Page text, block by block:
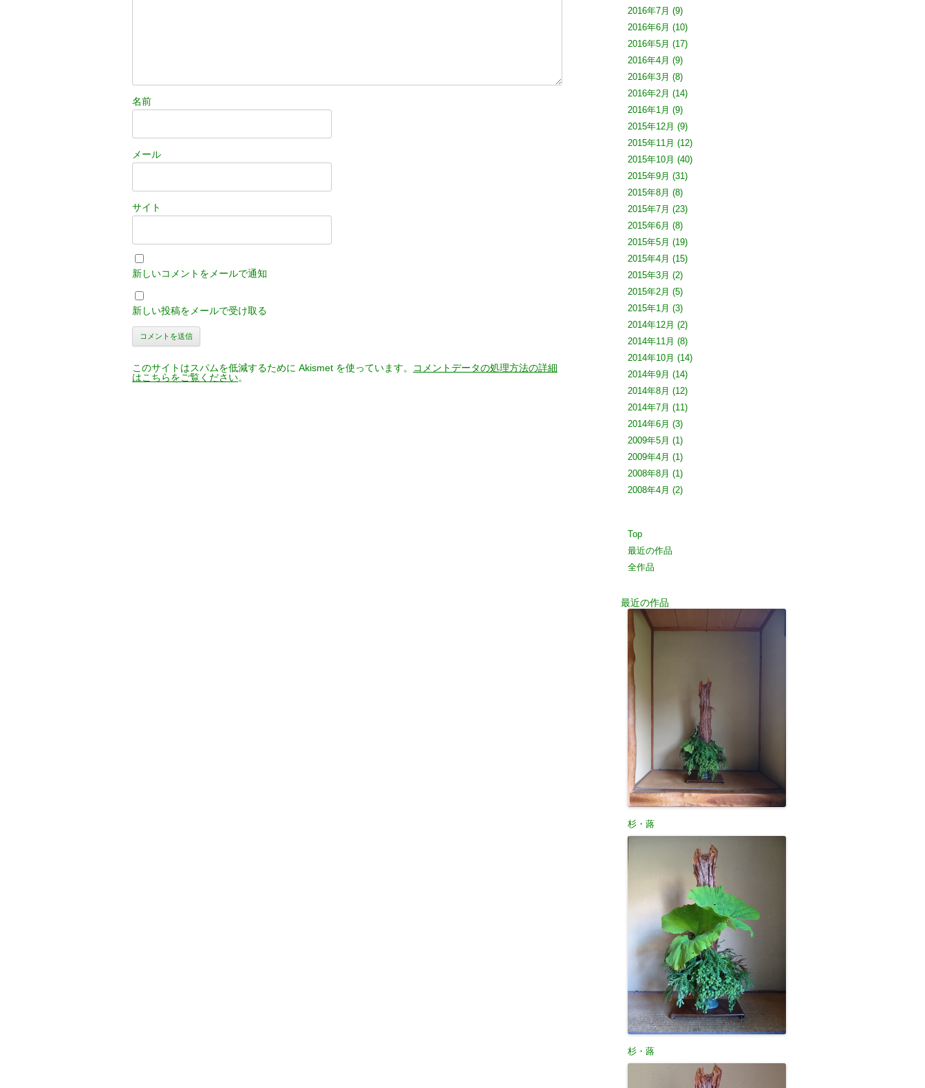
名前
メール
サイト
新しいコメントをメールで通知
新しい投稿をメールで受け取る
このサイトはスパムを低減するために Akismet を使っています。
コメントデータの処理方法の詳細
はこちらをご覧ください。
2016年7月 (9)
2016年6月 (10)
2016年5月 (17)
2016年4月 (9)
2016年3月 (8)
2016年2月 (14)
2016年1月 (9)
2015年12月 (9)
2015年11月 (12)
2015年10月 (40)
2015年9月 (31)
2015年8月 (8)
2015年7月 (23)
2015年6月 (8)
2015年5月 (19)
2015年4月 (15)
2015年3月 (2)
2015年2月 (5)
2015年1月 (3)
2014年12月 (2)
2014年11月 (8)
2014年10月 (14)
2014年9月 (14)
2014年8月 (12)
2014年7月 (11)
2014年6月 (3)
2009年5月 (1)
2009年4月 (1)
2008年8月 (1)
2008年4月 (2)
Top
最近の作品
全作品
最近の作品
杉・蕗
杉・蕗